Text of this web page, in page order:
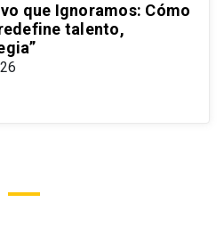
que Ignoramos: Cómo
talento,